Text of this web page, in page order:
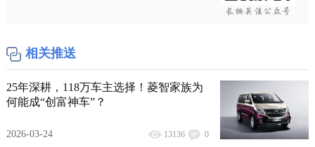
相关推送
25年深耕，118万车主选择！菱智家族为
何能成“创富神车”？
2026-03-24 13136 0